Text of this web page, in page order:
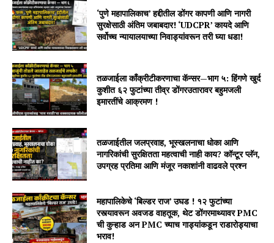
‘पुणे महापालिकाच’ हद्दीतील डोंगर कापणी आणि नागरी
सुरक्षेसाठी अंतिम जबाबदार! ‘UDCPR’ कायदे आणि
सर्वोच्च न्यायालयाच्या निवाड्यांवरून तरी घ्या धडा!
तळजाईला काँक्रीटीकरणाचा कॅन्सर—भाग ५: हिंगणे खुर्द
कुशीत ६२ फुटांच्या तीव्र डोंगरउतारावर बहुमजली
इमारतींचे आक्रमण !
तळजाईतील जलप्रवाह, भूस्खलनाचा धोका आणि
नागरिकांची सुरक्षितता महत्वाची नाही काय? कॉन्टूर प्लॅन,
उपग्रह प्रतिमा आणि मंजूर नकाशांनी वाढवले प्रश्न
महापालिकेचे ‘बिल्डर राज’ उघड ! १२ फुटांच्या
रस्त्यावरून अवजड वाहतूक, थेट डोंगरमाथ्यावर PMC
ची कुऱ्हाड अन PMC च्याच गाड्यांकडून राडारोड्याचा
भराव!